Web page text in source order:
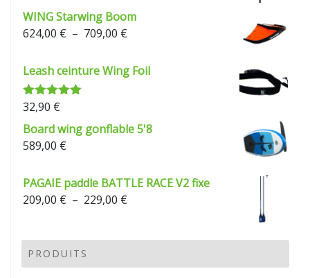
WING Starwing Boom
624,00 € – 709,00 €
prix :
624,00 €
Leash ceinture Wing Foil
Note 5.00
32,90 €
Board wing gonflable 5'8
589,00 €
PAGAIE paddle BATTLE RACE V2 fixe
209,00 € – 229,00 €
à
PRODUITS